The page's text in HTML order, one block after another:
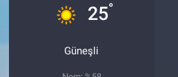
25°
Güneşli